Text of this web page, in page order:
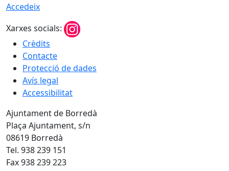
Accedeix
Xarxes socials:
Crèdits
Contacte
Protecció de dades
Avís legal
Accessibilitat
Ajuntament de Borredà
Plaça Ajuntament, s/n
08619 Borredà
Tel. 938 239 151
Fax 938 239 223